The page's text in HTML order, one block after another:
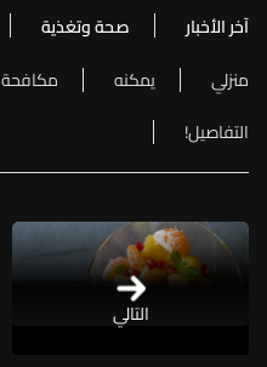
آخر الأخبار صحة وتغذية
منزلي
يمكنه مكافحة
التفاصيل!
التالي